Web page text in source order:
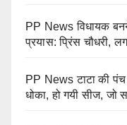
PP News विधायक
प्रयास: प्रिंस चौधरी,
PP News टाटा की पंच
धोका, हो गयी सीज, जो